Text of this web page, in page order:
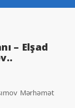
– Elşad
Mərhəmət